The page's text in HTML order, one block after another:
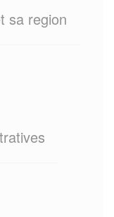
sa region